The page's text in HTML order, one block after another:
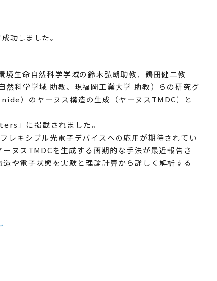
功しました。
生命自然科学学域の鈴木弘朗助教、鶴田健二教
科学学域 助教、現福岡工業大学 助教）らの研究グ
）のヤーヌス構造の生成（ヤーヌスTMDC）と
」に掲載されました。
レキシブル光電子デバイスへの応用が期待されてい
ヌスTMDCを生成する画期的な手法が最近報告さ
や電子状態を実験と理論計算から詳しく解析する